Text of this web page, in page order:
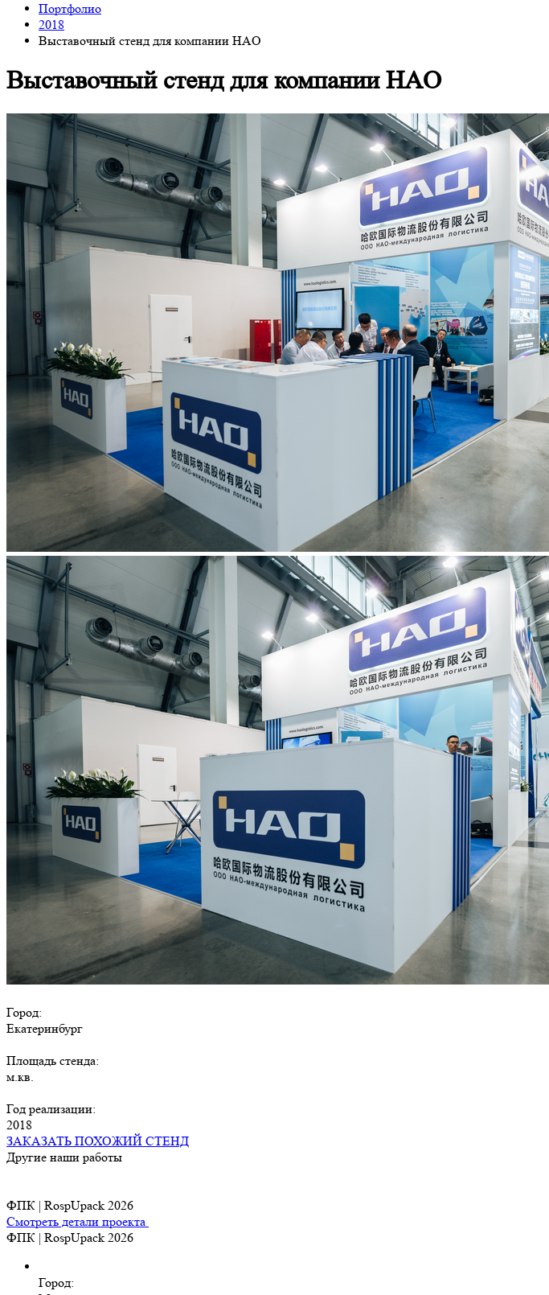
Портфолио
2018
Выставочный стенд для компании HAO
Выставочный стенд для компании HAO
Город:
Екатеринбург
Площадь стенда:
м.кв.
Год реализации:
2018
ЗАКАЗАТЬ ПОХОЖИЙ СТЕНД
Другие наши работы
ФПК | RospUpack 2026
Смотреть детали проекта
ФПК | RospUpack 2026
Город: